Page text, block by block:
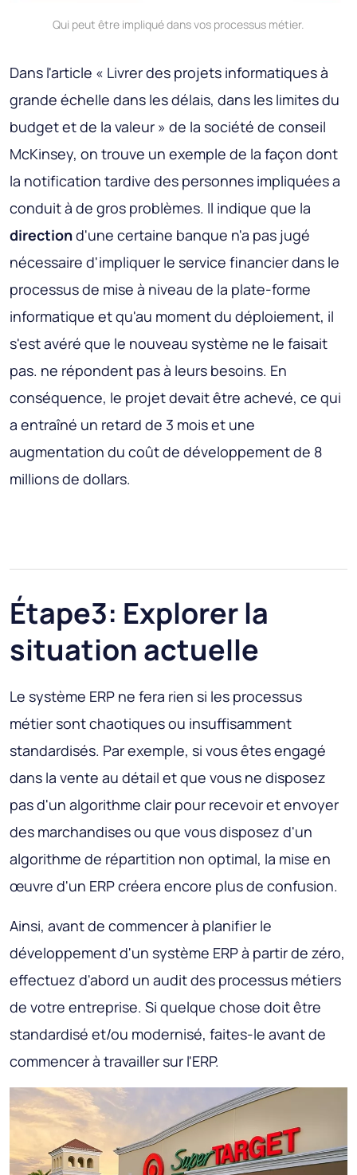
Qui peut être impliqué dans vos processus métier.
Dans l'article « Livrer des projets informatiques à
grande échelle dans les délais, dans les limites du
budget et de la valeur » de la société de conseil
McKinsey, on trouve un exemple de la façon dont
la notification tardive des personnes impliquées a
conduit à de gros problèmes. Il indique que la
directiond'une certaine banque n'a pas jugé
nécessaire d'impliquer le service financier dans le
processus de mise à niveau de la plate-forme
informatique et qu'au moment du déploiement, il
s'est avéré que le nouveau système ne le faisait
pas. ne répondent pas à leurs besoins. En
conséquence, le projet devait être achevé, ce qui
a entraîné un retard de 3 mois et une
augmentation du coût de développement de 8
millions de dollars.
Étape3: Explorer la
situation actuelle
Le système ERP ne fera rien si les processus
métier sont chaotiques ou insuffisamment
standardisés. Par exemple, si vous êtes engagé
dans la vente au détail et que vous ne disposez
pas d'un algorithme clair pour recevoir et envoyer
des marchandises ou que vous disposez d'un
algorithme de répartition non optimal, la mise en
œuvre d'un ERP créera encore plus de confusion.
Ainsi, avant de commencer à planifier le
développement d'un système ERP à partir de zéro,
effectuez d'abord un audit des processus métiers
de votre entreprise. Si quelque chose doit être
standardisé et/ou modernisé, faites-le avant de
commencer à travailler sur l'ERP.